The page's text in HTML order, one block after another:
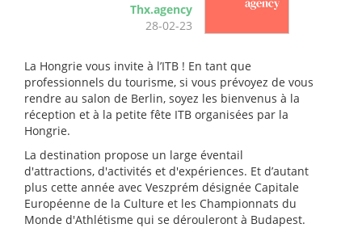
Thx.agency
28-02-23
La Hongrie vous invite à l’ITB ! En tant que
professionnels du tourisme, si vous prévoyez de vous
rendre au salon de Berlin, soyez les bienvenus à la
réception et à la petite fête ITB organisées par la
Hongrie.
La destination propose un large éventail
d'attractions, d'activités et d'expériences. Et d’autant
plus cette année avec Veszprém désignée Capitale
Européenne de la Culture et les Championnats du
Monde d'Athlétisme qui se dérouleront à Budapest.